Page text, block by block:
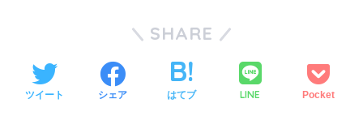
SHARE
ツイート シェア はてブ LINE Pocket